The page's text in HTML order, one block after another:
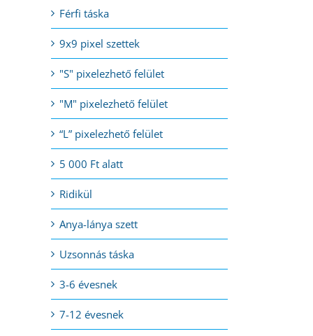
Férfi táska
9x9 pixel szettek
"S" pixelezhető felület
"M" pixelezhető felület
“L” pixelezhető felület
5 000 Ft alatt
Ridikül
Anya-lánya szett
Uzsonnás táska
3-6 évesnek
7-12 évesnek